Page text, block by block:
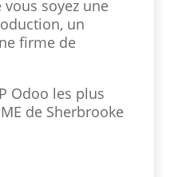
soyez une
un
firme de
Odoo les plus
de Sherbrooke